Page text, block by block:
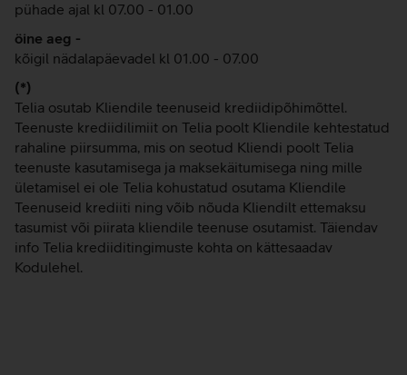
pühade ajal kl 07.00 - 01.00
öine aeg -
kõigil nädalapäevadel kl 01.00 - 07.00
(*)
Telia osutab Kliendile teenuseid krediidipõhimõttel.
Teenuste krediidilimiit on Telia poolt Kliendile kehtestatud
rahaline piirsumma, mis on seotud Kliendi poolt Telia
teenuste kasutamisega ja maksekäitumisega ning mille
ületamisel ei ole Telia kohustatud osutama Kliendile
Teenuseid krediiti ning võib nõuda Kliendilt ettemaksu
tasumist või piirata kliendile teenuse osutamist. Täiendav
info Telia krediiditingimuste kohta on kättesaadav
Kodulehel.